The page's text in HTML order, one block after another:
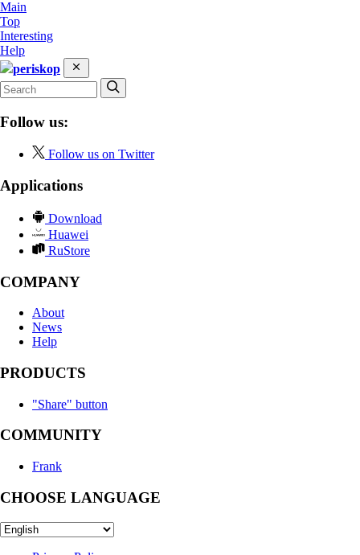
Main
Top
Interesting
Help
periskop
Follow us:
Follow us on Twitter
Applications
Download
Huawei
RuStore
COMPANY
About
News
Help
PRODUCTS
"Share" button
COMMUNITY
Frank
CHOOSE LANGUAGE